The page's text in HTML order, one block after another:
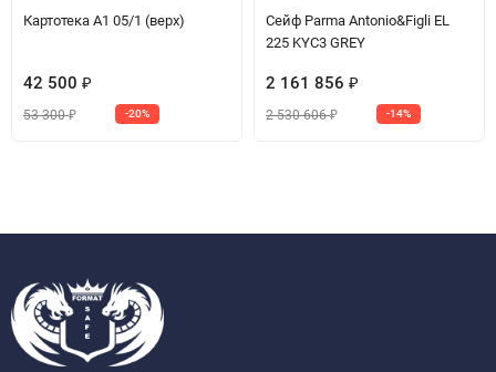
Картотека A1 05/1 (верх)
42 500 ₽
53 300₽ -20%
Сейф Parma Antonio&Figli EL
225 KYC3 GREY
2 161 856 ₽
2 530 606₽ -14%